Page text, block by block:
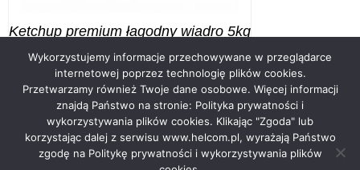
Ketchup premium łagodny wiadro 5kg
Wykorzystujemy informacje przechowywane w przeglądarce
internetowej poprzez technologię plików cookies.
Przetwarzamy również Twoje dane osobowe. Więcej informacji
znajdą Państwo na stronie: Polityka prywatności i
wykorzystywania plików cookies. Klikając "Zgoda" lub
korzystając dalej z serwisu www.helcom.pl, wyrażają Państwo
zgodę na Politykę prywatności i wykorzystywania plików